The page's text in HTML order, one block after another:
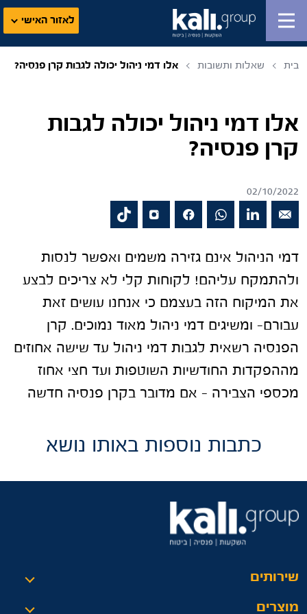
לאזור האישי
בית שאלות ותשובות אלו דמי ניהול יכולה לגבות קרן פנסיה?
אלו דמי ניהול יכולה לגבות
קרן פנסיה?
02/10/2022
דמי הניהול אינם גזירה משמים ואפשר לנסות
ולהתמקח עליהם! לקוחות קלי לא צריכים לבצע
את המיקוח הזה בעצמם כי אנחנו עושים זאת
עבורם- ומשיגים דמי ניהול מאוד נמוכים. קרן
הפנסיה רשאית לגבות דמי ניהול עד שישה אחוזים
מההפקדות החודשיות השוטפות ועד חצי אחוז
מכספי הצבירה – אם מדובר בקרן פנסיה חדשה
כתבות נוספות באותו נושא
שירותים
מוצרים